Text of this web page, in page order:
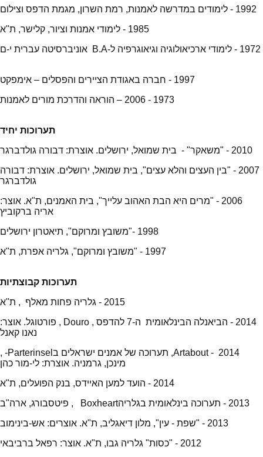
1992 - לימודים במדרשה לאמנות, רמת השרון, מגמת הדפס וצילום
1985 - לימודי אמנות וציור, קלישר, ת"א
1972 - לימודי ארכיאולוגיה וגיאוגרפיה ל-B.A אוניברסיטה עברית י-ם
1997 - חברה באגודת הציירים והפסלים – אימפקט
1973 - 2006 – הוראה והדרכת מורים לאמנות
תערוכות יחיד
2010 - "משאקר" - בית שמואל, ירושלים. אוצרת: דבורה גולדברגר
2007 - "בין העצים והלא עצים", בית שמואל, ירושלים. אוצרת: דבורה
גולדברגר
2006 - "מרים היא הבת האהוב עלייך", בית האמנים, ת"א. אוצר:
אריה ברקוביץ
1998 -"משובץ ומרוקם", תיאטרון ירושלים
1997 - "משובץ ומרוקם", גלריה אפרת, ת"א
תערוכות קבוצתיות
2015 - גלריה פחות מאלף , ת"א
2014 - הביאנלה הבינלאומית ה-7 להדפס , Douro , פורטוגל. אוצר:
נאנו קאנל
2014 - Artabout, תערוכה של אמנים ישראלים בParterinsel- ,
מינכן, גרמניה. אוצרת: לי-מור כהן
2014 - הועד למען האיידס, בנק הפועלים, ת"א
2013 - תערוכה בינלאומית בגלריהBoxheart , פיטסבורג, ארה"ב
2013 - "שפת - עין", מלון דיאגליב, ת"א. אוצרים: אש-בינימוב
2012 - "כסות" גלריה גבו, ת"א. אוצר: רפאל ברביבאי